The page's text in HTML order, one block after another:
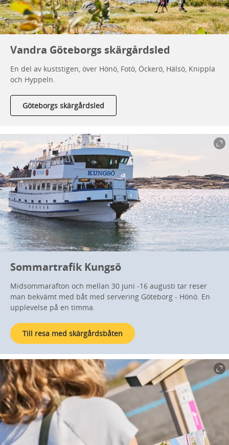
Vandra Göteborgs skärgårdsled
En del av kuststigen, över Hönö, Fotö, Öckerö, Hälsö, Knippla
och Hyppeln.
Göteborgs skärgårdsled
Sommartrafik Kungsö
Midsommarafton och mellan 30 juni -16 augusti tar reser
man bekvämt med båt med servering Göteborg - Hönö. En
upplevelse på en timma.
Till resa med skärgårdsbåten